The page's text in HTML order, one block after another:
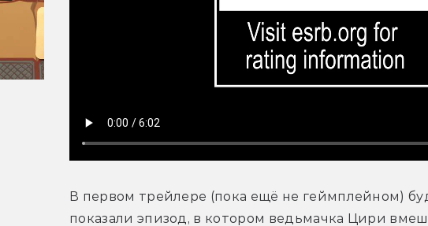
В первом трейлере (пока ещё не геймплейном)
показали эпизод, в котором ведьмачка Цири